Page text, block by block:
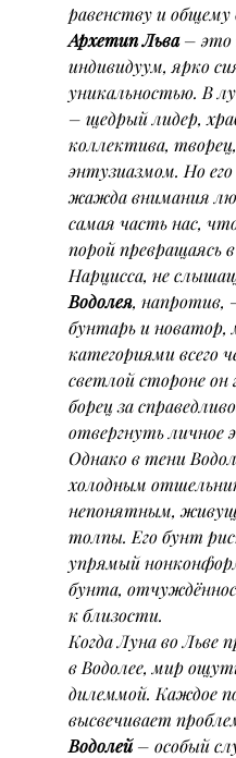
равенству и общему
Архетип Льва – это
индивидуум, ярко
уникальностью. В
– щедрый лидер,
коллектива,
энтузиазмом. Но
жажда внимания
самая часть нас,
порой превращаясь
Нарциcса, не
Водолея, напротив,
бунтарь и
категориями всего
светлой стороне он
борец за
отвергнуть личное
Однако в тени
холодным
непонятным,
толпы. Его бунт
упрямый
бунта,
к близости.
Когда Луна во Льве
в Водолее, мир
дилеммой. Каждое
высвечивает
Водолей – особый